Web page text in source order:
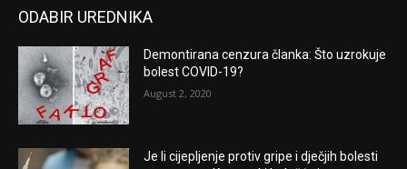
ODABIR UREDNIKA
Demontirana cenzura članka: Što uzrokuje
bolest COVID-19?
August 2, 2020
Je li cijepljenje protiv gripe i dječjih bolesti